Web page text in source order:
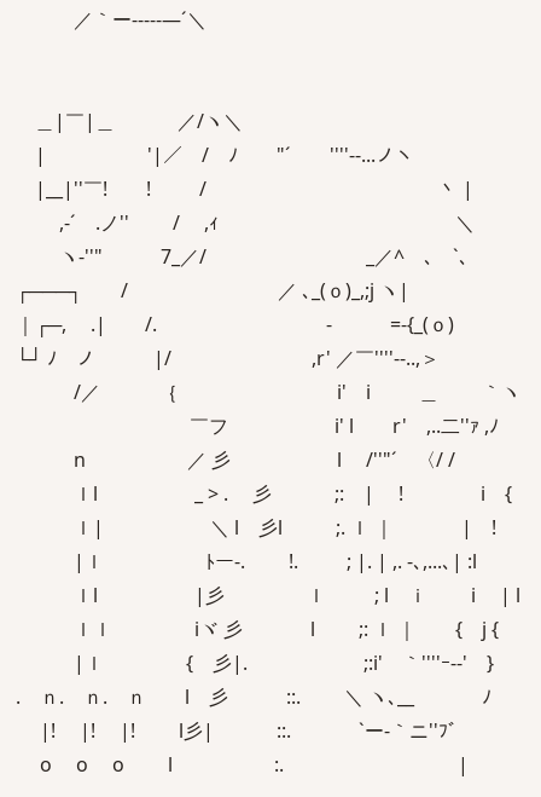
／｀ー‐--‐‐―´＼
＿|￣|＿ ／/ヽ＼
| '|／ / ﾉ "´￣￣''''‐-...ノヽ
|__|''￣! ! / 丶 |
,‐´ .ノ'' / ,ｨ ＼
ヽ-''" 7_／/ _／^ ､ `､
┌───┐ / ／ ､_(ｏ)_,;j ヽ|
｜┌─, .| /. - =-{_(ｏ)
└┘ ﾉ ノ |/ ,r' ／￣''''‐-..,＞
/／ ｛ i' i ＿ ｀ヽ
￣フ i' l r' ,..二''ｧ ,ﾉ
n ／ 彡 l /''"´ 〈/ /
ｌl _ > . 彡 ;: | ! i {
ｌ| ＼ l 彡l ;. ｌ ｜ | !
|ｌ ﾄー-. !. ; |. | ,. -､,...､| :l
ｌl |彡 ｌ ; l ｉ i | l
ｌｌ iヾ 彡 l ;: ｌ ｜ { j {
|ｌ { 彡|. ゝ ;:i' ｀''''ｰ‐-' }
. ｎ. ｎ. ｎ l 彡 ::. ＼ ヽ､__ ﾉ
|! |! |! l彡| ::. `ー-｀ニ''ﾌﾞ
o o o l :. |